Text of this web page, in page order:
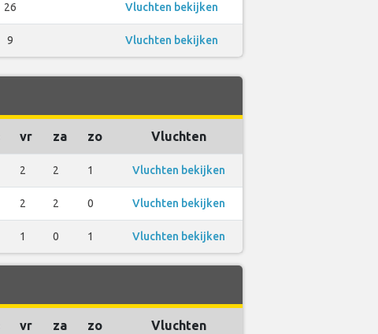
26 Vluchten bekijken
9 Vluchten bekijken
vr za zo Vluchten
2 2 1 Vluchten bekijken
2 2 0 Vluchten bekijken
1 0 1 Vluchten bekijken
vr za zo Vluchten